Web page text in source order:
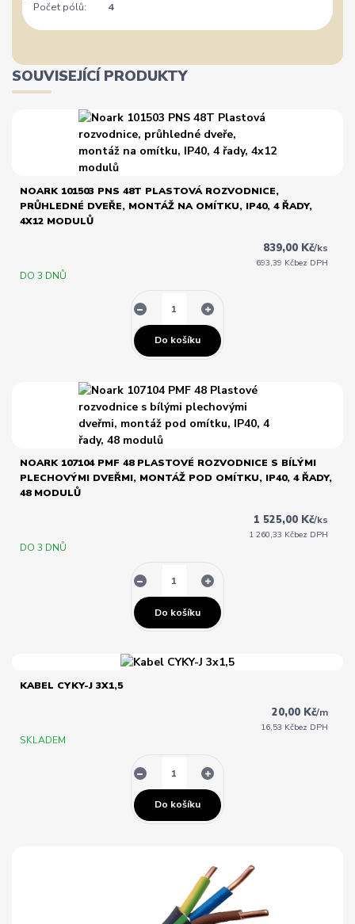
Počet pólů: 4
SOUVISEJÍCÍ PRODUKTY
NOARK 101503 PNS 48T PLASTOVÁ ROZVODNICE,
PRŮHLEDNÉ DVEŘE, MONTÁŽ NA OMÍTKU, IP40, 4 ŘADY,
4X12 MODULŮ
839,00 Kč/ks
693,39 Kčbez DPH
DO 3 DNŮ
Do košíku
NOARK 107104 PMF 48 PLASTOVÉ ROZVODNICE S BÍLÝMI
PLECHOVÝMI DVEŘMI, MONTÁŽ POD OMÍTKU, IP40, 4 ŘADY,
48 MODULŮ
1 525,00 Kč/ks
1 260,33 Kčbez DPH
DO 3 DNŮ
Do košíku
KABEL CYKY-J 3X1,5
20,00 Kč/m
16,53 Kčbez DPH
SKLADEM
Do košíku